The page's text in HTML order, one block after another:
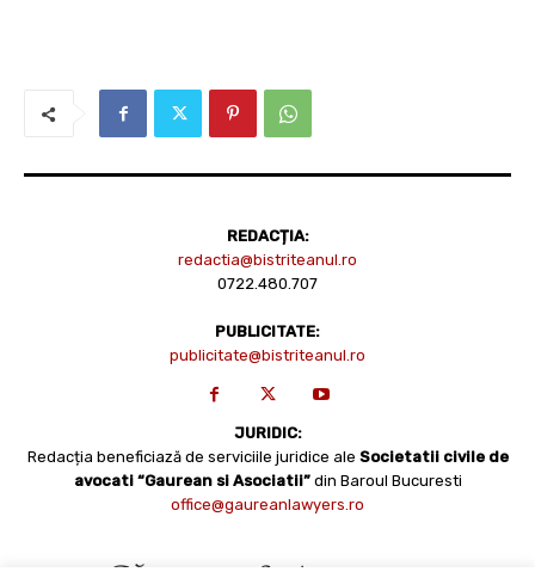
REDACȚIA:
redactia@bistriteanul.ro
0722.480.707
PUBLICITATE:
publicitate@bistriteanul.ro
JURIDIC:
Redacția beneficiază de serviciile juridice ale Societatii civile de
avocati “Gaurean si Asociatii” din Baroul Bucuresti
office@gaureanlawyers.ro